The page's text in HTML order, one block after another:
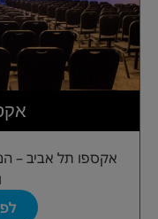
אקספו תל אביב –